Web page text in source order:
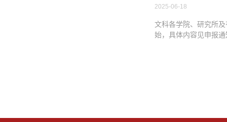
2025-06-18
文科各学院、研究所
始，具体内容见申报通